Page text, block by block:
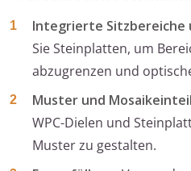
Integrierte Sitzbereiche
Sie Steinplatten, um
abzugrenzen und
Muster und
WPC-Dielen und
Muster zu gestalten.